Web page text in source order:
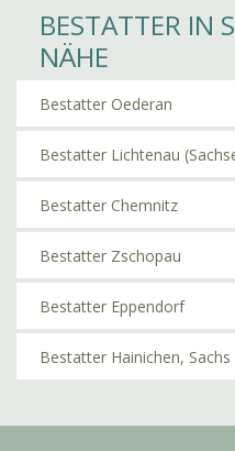
BESTATTER IN
NÄHE
Bestatter Oederan
Bestatter Lichtenau
Bestatter Chemnitz
Bestatter Zschopau
Bestatter Eppendorf
Bestatter Hainichen, Sachs